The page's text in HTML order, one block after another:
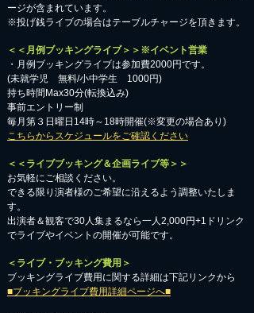
ージが含まれています。
※投げ銭ライブの場合はテーブルチャージを頂きます。
＜＜月例ブッキングライブ＞＞※イベント営業
・月例ブッキングライブは参加費2000円です。
​(未就学児 無料/小中学生 1000円)
持ち時間Max30分(転換込み)
事前エントリー制
毎月第３日曜日14時～18時開催(※変更の場合あり)
こちらからスケジュールをご確認ください
＜＜ライブブッキング＆企画ライブ等＞＞
お気軽にご相談ください。​
​できる限り演者様のご希望に沿えるよう調整いたしま
す。
出演者＆観客で30人集まるなら一人2,000円+1ドリンク
でライブやイベントの開催が可能です。
＜ライブ・ブッキング費用＞
ブッキングライブ費用に関する詳細は下記リンクから
■ブッキングライブ費用詳細ページへ■